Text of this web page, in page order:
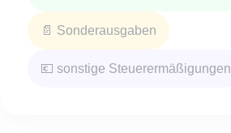
📄 Sonderausgaben
💶 sonstige Steuerermäßigungen